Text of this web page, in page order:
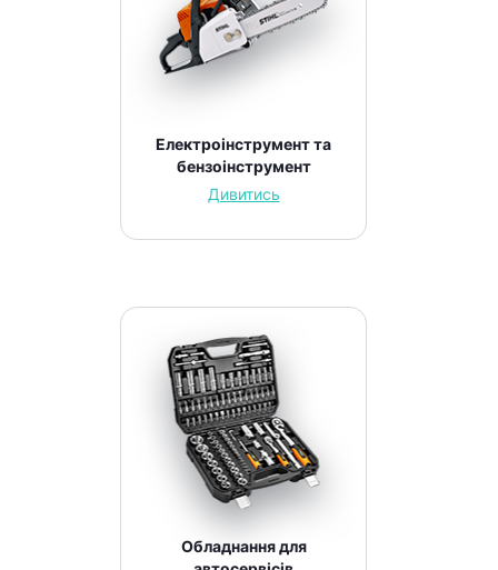
Електроінструмент та
бензоінструмент
Дивитись
Обладнання для